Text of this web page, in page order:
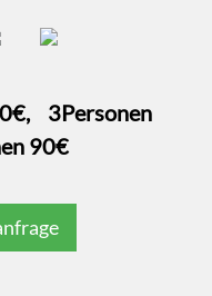
3Personen
90€